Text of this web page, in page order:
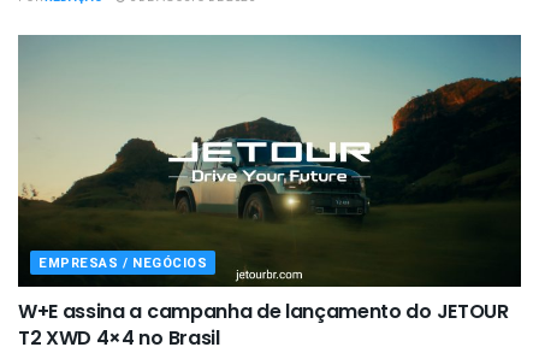
EMPRESAS / NEGÓCIOS
W+E assina a campanha de lançamento do JETOUR
T2 XWD 4×4 no Brasil